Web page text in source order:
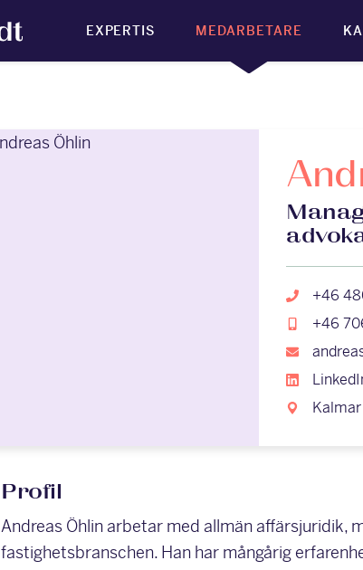
EXPERTIS MEDARBETARE
+46
+46
Kalmar
Profil
Andreas Öhlin arbetar med allmän affärsjuridik,
fastighetsbranschen. Han har mångårig